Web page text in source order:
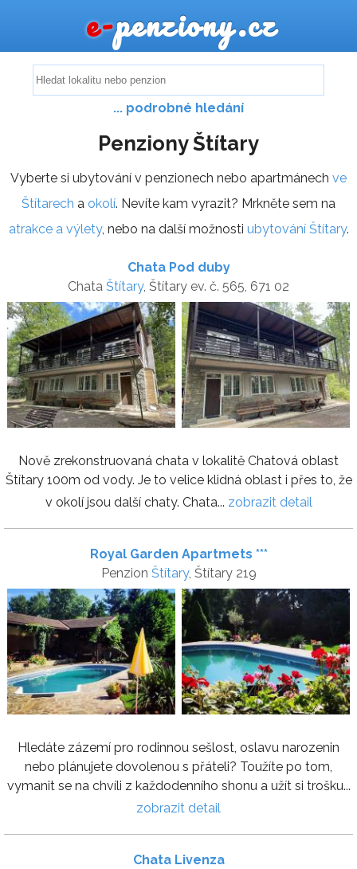
e-penziony.cz
... podrobné hledání
Penziony Štítary
Vyberte si ubytování v penzionech nebo apartmánech ve
Štítarech a okolí. Nevíte kam vyrazit? Mrkněte sem na
atrakce a výlety, nebo na další možnosti ubytování Štítary.
Chata Pod duby
Chata Štítary, Štítary ev. č. 565, 671 02
Nově zrekonstruovaná chata v lokalitě Chatová oblast
Štítary 100m od vody. Je to velice klidná oblast i přes to, že
v okolí jsou další chaty. Chata... zobrazit detail
Royal Garden Apartmets ***
Penzion Štítary, Štítary 219
Hledáte zázemí pro rodinnou sešlost, oslavu narozenin
nebo plánujete dovolenou s přáteli? Toužíte po tom,
vymanit se na chvíli z každodenního shonu a užít si trošku...
zobrazit detail
Chata Livenza